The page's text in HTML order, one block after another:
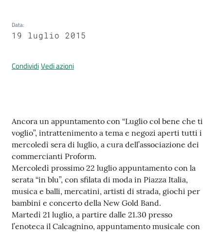
appuntamenti
e
r
t
a
M
e
t
e
o
Data:
19 luglio 2015
CondividiVedi azioni
Contenuto
Ancora un appuntamento con “Luglio col bene che ti
voglio”, intrattenimento a tema e negozi aperti tutti i
mercoledì sera di luglio, a cura dell’associazione dei
commercianti Proform.
Mercoledì prossimo 22 luglio appuntamento con la
serata “in blu”, con sfilata di moda in Piazza Italia,
musica e balli, mercatini, artisti di strada, giochi per
bambini e concerto della New Gold Band.
Martedì 21 luglio, a partire dalle 21.30 presso
l’enoteca il Calcagnino, appuntamento musicale con